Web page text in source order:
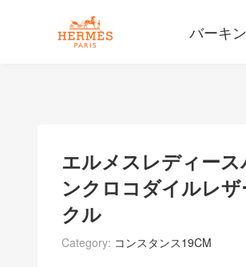
バーキン
エルメスレディー
ンクロコダイルレ
クル
Category: コンスタンス19CM